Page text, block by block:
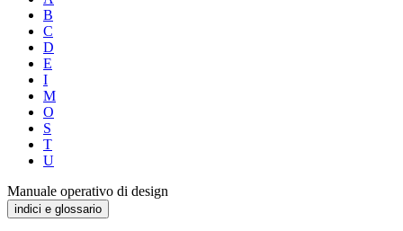
B
C
D
E
I
M
O
S
T
U
Manuale operativo di design
indici e glossario